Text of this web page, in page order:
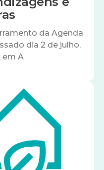
da Agenda
dia 2 de julho,
em A